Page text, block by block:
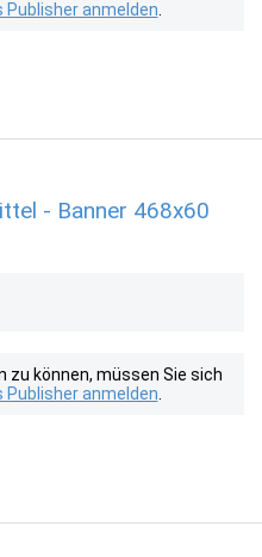
Publisher anmelden
- Banner 468x60
können, müssen Sie sich
Publisher anmelden